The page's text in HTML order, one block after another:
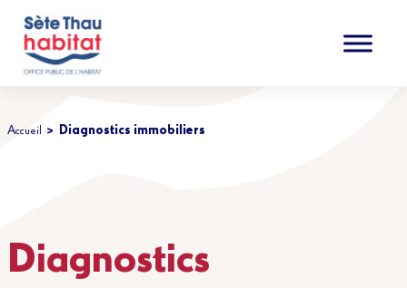
Accueil Diagnostics immobiliers
Diagnostics